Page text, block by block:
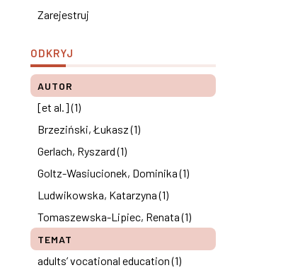
Zarejestruj
ODKRYJ
AUTOR
[et al.] (1)
Brzeziński, Łukasz (1)
Gerlach, Ryszard (1)
Goltz-Wasiucionek, Dominika (1)
Ludwikowska, Katarzyna (1)
Tomaszewska-Lipiec, Renata (1)
TEMAT
adults’ vocational education (1)